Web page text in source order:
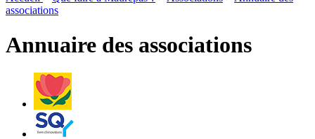
page flux
associations
Annuaire des associations
Villes
et
Villages
Fleuris
Saint-
Quentin